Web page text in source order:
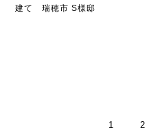
建て 瑞穂市 S様邸
1 2